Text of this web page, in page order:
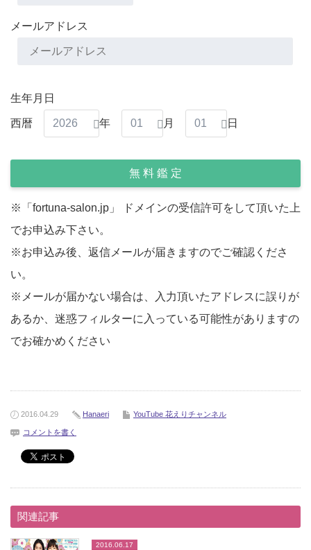
メールアドレス
生年月日
西暦 年 月 日
※「fortuna-salon.jp」 ドメインの受信許可をして頂いた上
でお申込み下さい。
※お申込み後、返信メールが届きますのでご確認くださ
い。
※メールが届かない場合は、入力頂いたアドレスに誤りが
あるか、迷惑フィルターに入っている可能性がありますの
でお確かめください
2016.04.29 Hanaeri YouTube 花えりチャンネル
コメントを書く
関連記事
2016.06.17